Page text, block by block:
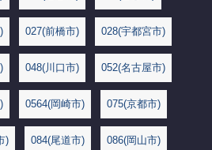
027(前橋市) 028(宇都宮市)
048(川口市) 052(名古屋市)
0564(岡崎市) 075(京都市)
) 084(尾道市) 086(岡山市)